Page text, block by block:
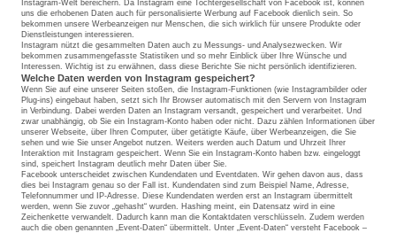
Instagram-Welt bereichern. Da Instagram eine Tochtergesellschaft von Facebook ist, können
uns die erhobenen Daten auch für personalisierte Werbung auf Facebook dienlich sein. So
bekommen unsere Werbeanzeigen nur Menschen, die sich wirklich für unsere Produkte oder
Dienstleistungen interessieren.
Instagram nützt die gesammelten Daten auch zu Messungs- und Analysezwecken. Wir
bekommen zusammengefasste Statistiken und so mehr Einblick über Ihre Wünsche und
Interessen. Wichtig ist zu erwähnen, dass diese Berichte Sie nicht persönlich identifizieren.
Welche Daten werden von Instagram gespeichert?
Wenn Sie auf eine unserer Seiten stoßen, die Instagram-Funktionen (wie Instagrambilder oder
Plug-ins) eingebaut haben, setzt sich Ihr Browser automatisch mit den Servern von Instagram
in Verbindung. Dabei werden Daten an Instagram versandt, gespeichert und verarbeitet. Und
zwar unabhängig, ob Sie ein Instagram-Konto haben oder nicht. Dazu zählen Informationen über
unserer Webseite, über Ihren Computer, über getätigte Käufe, über Werbeanzeigen, die Sie
sehen und wie Sie unser Angebot nutzen. Weiters werden auch Datum und Uhrzeit Ihrer
Interaktion mit Instagram gespeichert. Wenn Sie ein Instagram-Konto haben bzw. eingeloggt
sind, speichert Instagram deutlich mehr Daten über Sie.
Facebook unterscheidet zwischen Kundendaten und Eventdaten. Wir gehen davon aus, dass
dies bei Instagram genau so der Fall ist. Kundendaten sind zum Beispiel Name, Adresse,
Telefonnummer und IP-Adresse. Diese Kundendaten werden erst an Instagram übermittelt
werden, wenn Sie zuvor „gehasht“ wurden. Hashing meint, ein Datensatz wird in eine
Zeichenkette verwandelt. Dadurch kann man die Kontaktdaten verschlüsseln. Zudem werden
auch die oben genannten „Event-Daten“ übermittelt. Unter „Event-Daten“ versteht Facebook –